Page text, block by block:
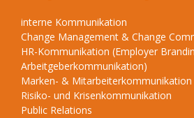
interne Kommunikation
Change Management & Change
HR-Kommunikation (Employer
Arbeitgeberkommunikation)
Marken- & Mitarbeiterkommunikation
Risiko- und Krisenkommunikation
Public Relations